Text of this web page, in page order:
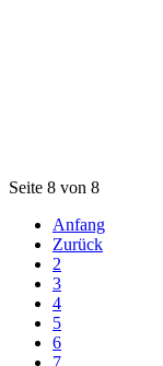
Seite 8 von 8
Anfang
Zurück
2
3
4
5
6
7